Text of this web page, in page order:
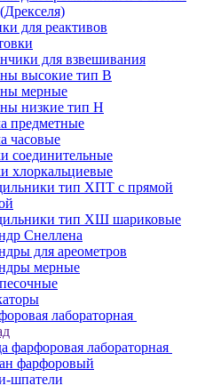
для реактивов
для взвешивания
высокие тип В
мерные
низкие тип Н
предметные
часовые
соединительные
хлоркальциевые
тип ХПТ с прямой
тип ХШ шариковые
Снеллена
для ареометров
мерные
лабораторная
фарфоровая лабораторная
фарфоровый
шпатели